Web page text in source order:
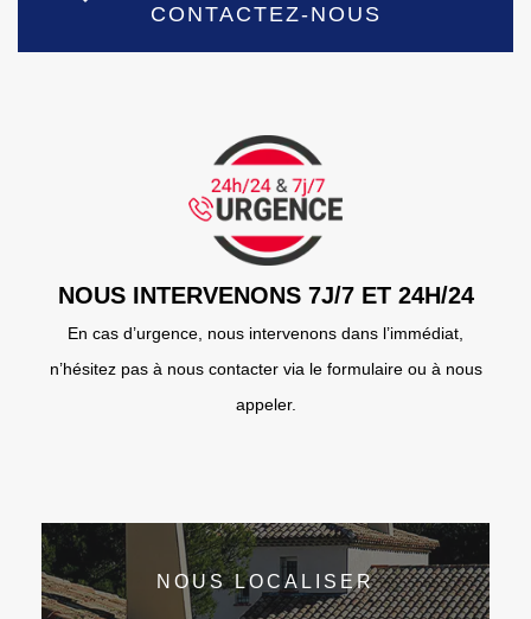
CONTACTEZ-NOUS
NOUS INTERVENONS 7J/7 ET 24H/24
En cas d’urgence, nous intervenons dans l’immédiat,
n’hésitez pas à nous contacter via le formulaire ou à nous
appeler.
NOUS LOCALISER